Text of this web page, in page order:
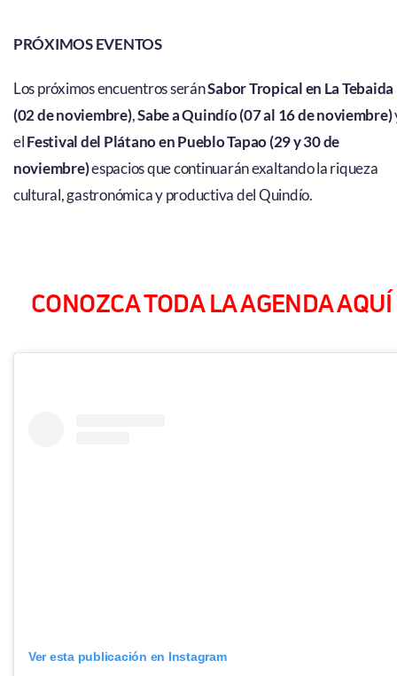
PRÓXIMOS EVENTOS
Los próximos encuentros seránSabor Tropical en La Tebaida
(02 de noviembre),Sabe a Quindío (07 al 16 de noviembre)
elFestival del Plátano en Pueblo Tapao (29 y 30 de
noviembre)espacios que continuarán exaltando la riqueza
cultural, gastronómica y productiva del Quindío.
CONOZCA TODA LA AGENDA AQUÍ
Ver esta publicación en Instagram